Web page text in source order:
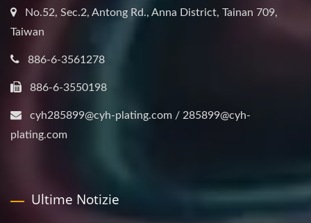
No.52, Sec.2, Antong Rd., Anna District, Tainan 709,
Taiwan
886-6-3561278
886-6-3550198
cyh285899@cyh-plating.com / 285899@cyh-
plating.com
Ultime Notizie